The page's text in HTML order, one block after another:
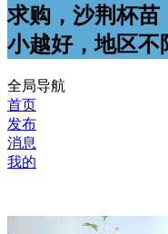
求购，沙荆杯苗
小越好，地区不
全局导航
首页
发布
消息
我的